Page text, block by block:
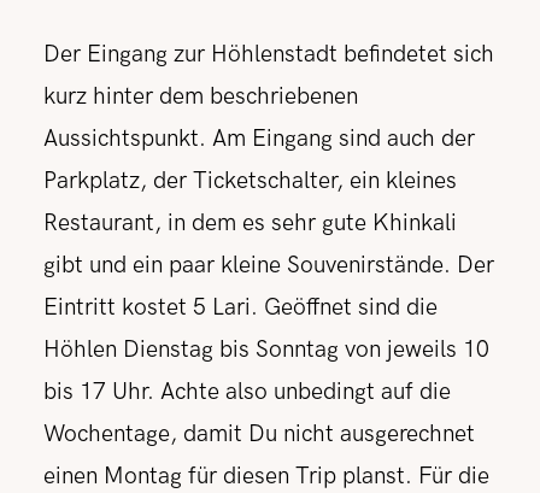
Der Eingang zur Höhlenstadt befindetet sich
kurz hinter dem beschriebenen
Aussichtspunkt. Am Eingang sind auch der
Parkplatz, der Ticketschalter, ein kleines
Restaurant, in dem es sehr gute Khinkali
gibt und ein paar kleine Souvenirstände. Der
Eintritt kostet 5 Lari. Geöffnet sind die
Höhlen Dienstag bis Sonntag von jeweils 10
bis 17 Uhr. Achte also unbedingt auf die
Wochentage, damit Du nicht ausgerechnet
einen Montag für diesen Trip planst. Für die